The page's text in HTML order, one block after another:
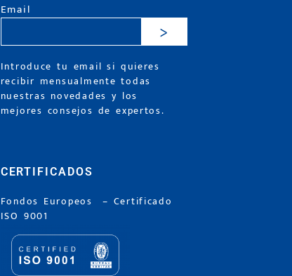
Email
>
Introduce tu email si quieres
recibir mensualmente todas
nuestras novedades y los
mejores consejos de expertos.
CERTIFICADOS
Fondos Europeos – Certificado
ISO 9001